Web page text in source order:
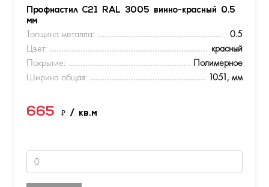
Профнастил С21 RAL 3005 винно-красный 0.5
мм
Толщина металла:
0.5
Цвет:
красный
Покрытие:
Полимерное
Ширина общая:
1051, мм
665 ₽ / кв.м